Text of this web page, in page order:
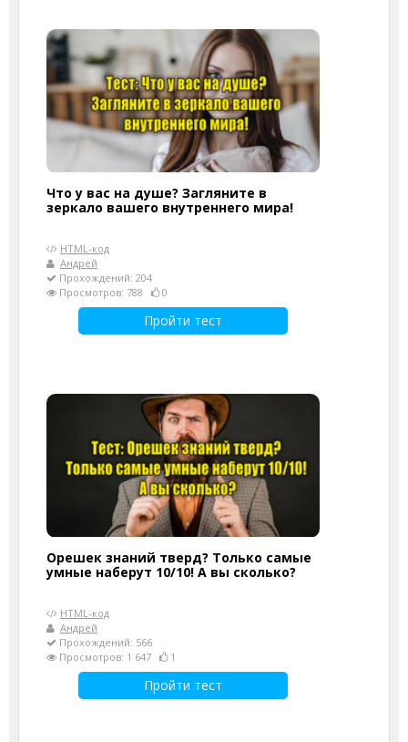
Что у вас на душе? Загляните в
зеркало вашего внутреннего мира!
HTML-код
Андрей
Прохождений: 204
Просмотров: 788
0
Пройти тест
Орешек знаний тверд? Только самые
умные наберут 10/10! А вы сколько?
HTML-код
Андрей
Прохождений: 566
Просмотров: 1 647
1
Пройти тест